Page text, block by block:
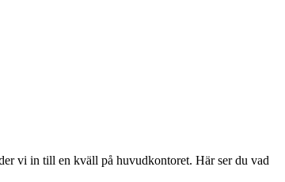
vi in till en kväll på huvudkontoret. Här ser du vad